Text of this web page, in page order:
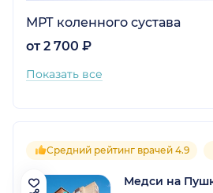
МРТ коленного сустава
от 2 700 ₽
Показать все
Средний рейтинг врачей 4.9
Медси на